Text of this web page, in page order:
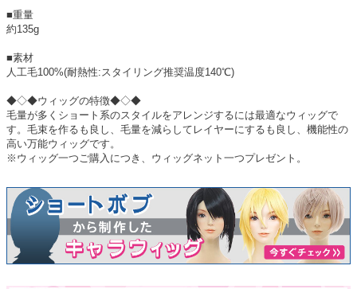
■重量
約135g
■素材
人工毛100%(耐熱性:スタイリング推奨温度140℃)
◆◇◆ウィッグの特徴◆◇◆
毛量が多くショート系のスタイルをアレンジするには最適なウィッグで
す。毛束を作るも良し、毛量を減らしてレイヤーにするも良し、機能性の
高い万能ウィッグです。
※ウィッグ一つご購入につき、ウィッグネット一つプレゼント。